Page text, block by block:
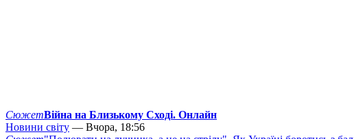
СюжетВійна на Близькому Сході. Онлайн
Новини світу — Вчора, 18:56